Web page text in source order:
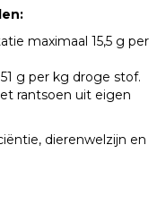
maximaal 15,5 g per
g per kg droge stof.
rantsoen uit eigen
dierenwelzijn en